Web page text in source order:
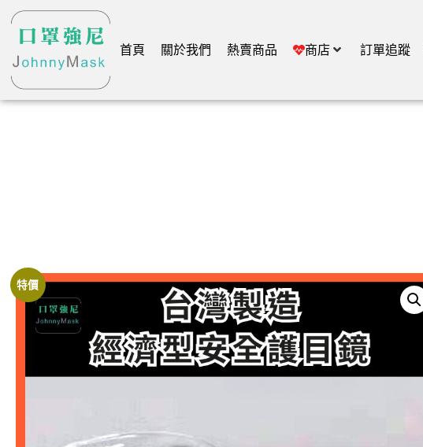
首頁 關於我們 熱賣商品 商店 訂單追蹤
特價